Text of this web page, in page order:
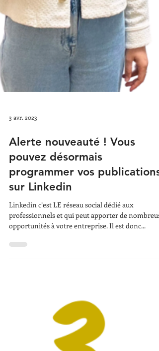
3 avr. 2023
Alerte nouveauté ! Vous
pouvez désormais
programmer vos publications
sur Linkedin
Linkedin c’est LE réseau social dédié aux
opportunités à votre entreprise. Il est donc...